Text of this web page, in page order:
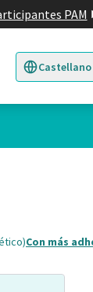
PAM
Castellano
Triar la llengua
Con más